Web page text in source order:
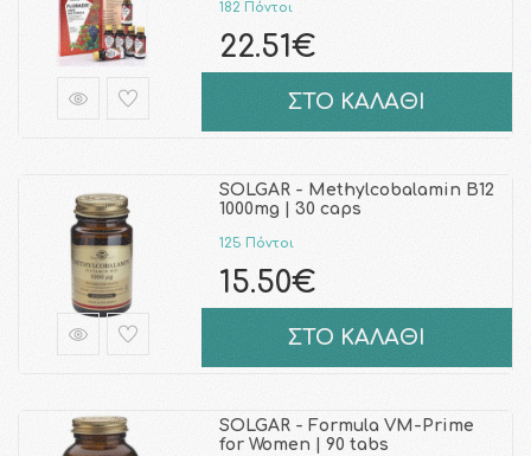
182 Πόντοι
22.51€
ΣΤΟ ΚΑΛΑΘΙ
SOLGAR - Methylcobalamin B12
1000mg | 30 caps
125 Πόντοι
15.50€
ΣΤΟ ΚΑΛΑΘΙ
SOLGAR - Formula VM-Prime
for Women | 90 tabs